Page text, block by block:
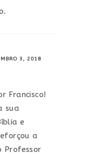
3, 2018
Francisco!
sua
e
a
Professor